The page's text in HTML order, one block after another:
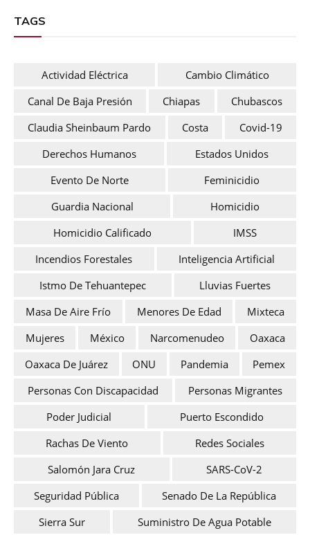
TAGS
Actividad Eléctrica
Cambio Climático
Canal De Baja Presión
Chiapas
Chubascos
Claudia Sheinbaum Pardo
Costa
Covid-19
Derechos Humanos
Estados Unidos
Evento De Norte
Feminicidio
Guardia Nacional
Homicidio
Homicidio Calificado
IMSS
Incendios Forestales
Inteligencia Artificial
Istmo De Tehuantepec
Lluvias Fuertes
Masa De Aire Frío
Menores De Edad
Mixteca
Mujeres
México Narcomenudeo
Oaxaca
Oaxaca De Juárez
ONU Pandemia
Pemex
Personas Con Discapacidad
Personas Migrantes
Poder Judicial
Puerto Escondido
Rachas De Viento
Redes Sociales
Salomón Jara Cruz
SARS-CoV-2
Seguridad Pública
Senado De La República
Sierra Sur
Suministro De Agua Potable